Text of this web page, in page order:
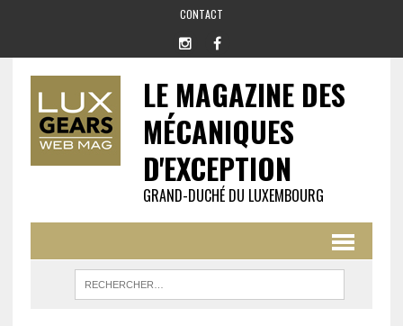
CONTACT
LE MAGAZINE DES
MÉCANIQUES
D'EXCEPTION
GRAND-DUCHÉ DU LUXEMBOURG